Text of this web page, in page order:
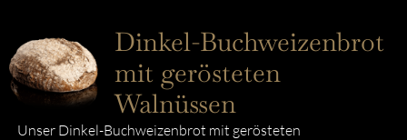
Dinkel-Buchweizenbrot
mit gerösteten
Walnüssen
Unser Dinkel-Buchweizenbrot mit gerösteten